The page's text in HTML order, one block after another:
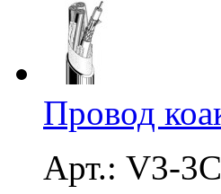
Провод
Арт.: V3-